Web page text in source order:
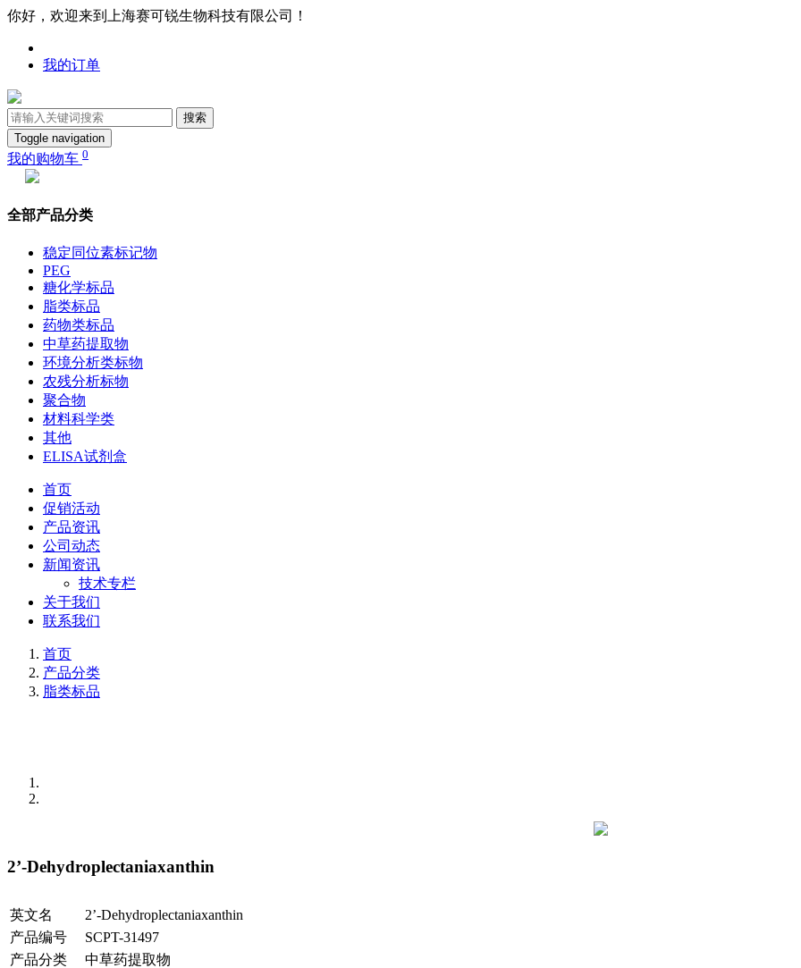
你好，欢迎来到上海赛可锐生物科技有限公司！
我的订单
搜索
Toggle navigation
我的购物车 0
全部产品分类
稳定同位素标记物
PEG
糖化学标品
脂类标品
药物类标品
中草药提取物
环境分析类标物
农残分析标物
聚合物
材料科学类
其他
ELISA试剂盒
首页
促销活动
产品资讯
公司动态
新闻资讯
技术专栏
关于我们
联系我们
首页
产品分类
脂类标品
2’-Dehydroplectaniaxanthin
英文名
2’-Dehydroplectaniaxanthin
产品编号
SCPT-31497
产品分类
中草药提取物